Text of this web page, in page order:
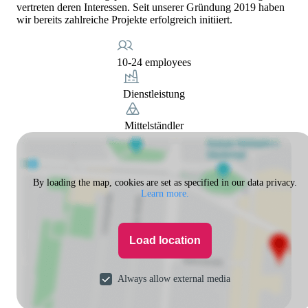
vertreten deren Interessen. Seit unserer Gründung 2019 haben
wir bereits zahlreiche Projekte erfolgreich initiiert.
10-24 employees
Dienstleistung
Mittelständler
By loading the map, cookies are set as specified in our data privacy.
Learn more.
Load location
Always allow external media